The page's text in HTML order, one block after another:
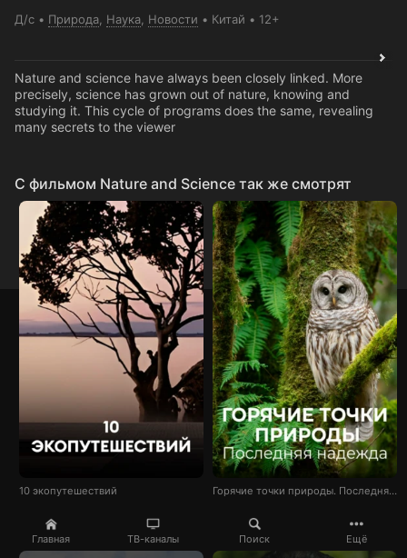
Главная ТВ-каналы Поиск Ещё
Д/с Природа Наука Новости Китай 12+
Nature and science have always been closely linked. More
precisely, science has grown out of nature, knowing and
studying it. This cycle of programs does the same, revealing
many secrets to the viewer
C фильмом Nature and Science так же смотрят
10 экопутешествий Горячие точки природы. Последняя надежда